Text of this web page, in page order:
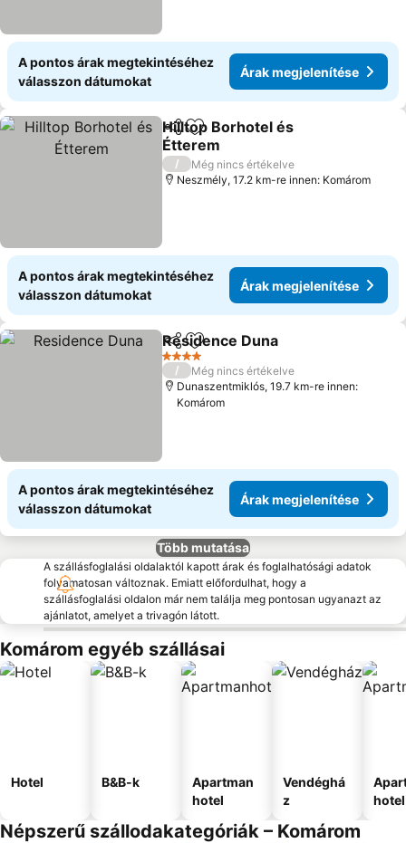
A pontos árak megtekintéséhez
válasszon dátumokat
Árak megjelenítése
Megosztás
Hozzáadás a kedvencekhez
Hilltop Borhotel és
Étterem
Árak megjelenítése
/
Még nincs értékelve
Neszmély, 17.2 km-re innen: Komárom
A pontos árak megtekintéséhez
válasszon dátumokat
Árak megjelenítése
Megosztás
Hozzáadás a kedvencekhez
Residence Duna
4 Kategória
/
Még nincs értékelve
Dunaszentmiklós, 19.7 km-re innen:
Komárom
A pontos árak megtekintéséhez
válasszon dátumokat
Árak megjelenítése
Több mutatása
A szállásfoglalási oldalaktól kapott árak és foglalhatósági adatok
folyamatosan változnak. Emiatt előfordulhat, hogy a
szállásfoglalási oldalon már nem találja meg pontosan ugyanazt az
ajánlatot, amelyet a trivagón látott.
Komárom egyéb szállásai
Hotel B&B-k
Apartman
hotel
Vendéghá
z
hotel
Népszerű szállodakategóriák – Komárom